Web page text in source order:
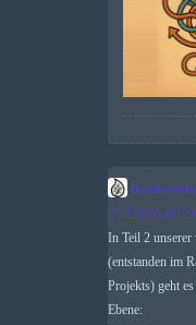
27.2.2026,
In Teil 2
(entstanden im
Projekts) geht
Ebene: